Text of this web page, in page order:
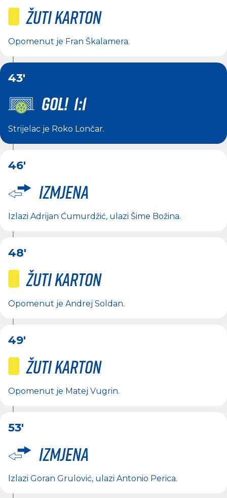
Žuti karton
Opomenut je Fran Škalamera.
43'
GOL! 1:1
Strijelac je Roko Lončar.
46'
Izmjena
Izlazi Adrijan Ćumurdžić, ulazi Šime Božina.
48'
Žuti karton
Opomenut je Andrej Soldan.
49'
Žuti karton
Opomenut je Matej Vugrin.
53'
Izmjena
Izlazi Goran Grulović, ulazi Antonio Perica.